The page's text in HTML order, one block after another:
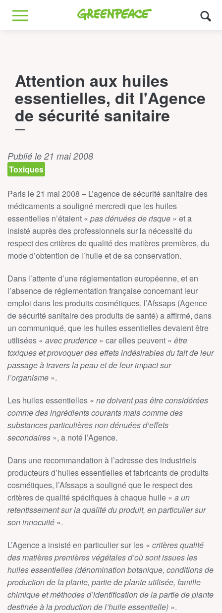
Greenpeace
MENU
Attention aux huiles
essentielles, dit l'Agence
de sécurité sanitaire
Publié le 21 mai 2008
Toxiques
Paris le 21 mai 2008 – L’agence de sécurité sanitaire des
médicaments a souligné mercredi que les huiles
essentielles n’étaient « pas dénuées de risque » et a
insisté auprès des professionnels sur la nécessité du
respect des critères de qualité des matières premières, du
mode d’obtention de l’huile et de sa conservation.
Dans l’attente d’une réglementation européenne, et en
l’absence de réglementation française concernant leur
emploi dans les produits cosmétiques, l’Afssaps (Agence
de sécurité sanitaire des produits de santé) a affirmé, dans
un communiqué, que les huiles essentielles devaient être
utilisées « avec prudence » car elles peuvent « être
toxiques et provoquer des effets indésirables du fait de leur
passage à travers la peau et de leur impact sur
l’organisme ».
Les huiles essentielles « ne doivent pas être considérées
comme des ingrédients courants mais comme des
substances particulières non dénuées d’effets
secondaires », a noté l’Agence.
Dans une recommandation à l’adresse des industriels
producteurs d’huiles essentielles et fabricants de produits
cosmétiques, l’Afssaps a souligné que le respect des
critères de qualité spécifiques à chaque huile « a un
retentissement sur la qualité du produit, en particulier sur
son innocuité ».
L’Agence a insisté en particulier sur les « critères qualité
des matières premières végétales d’où sont issues les
huiles essentielles (dénomination botanique, conditions de
production de la plante, partie de plante utilisée, famille
chimique et méthodes d’identification de la partie de plante
destinée à la production de l’huile essentielle) ».